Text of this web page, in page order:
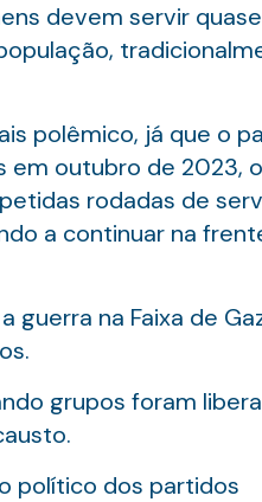
devem servir
polêmico, já que o
em outubro de 2023, o
rodadas de
a continuar na
na Faixa de
grupos foram
político dos partidos